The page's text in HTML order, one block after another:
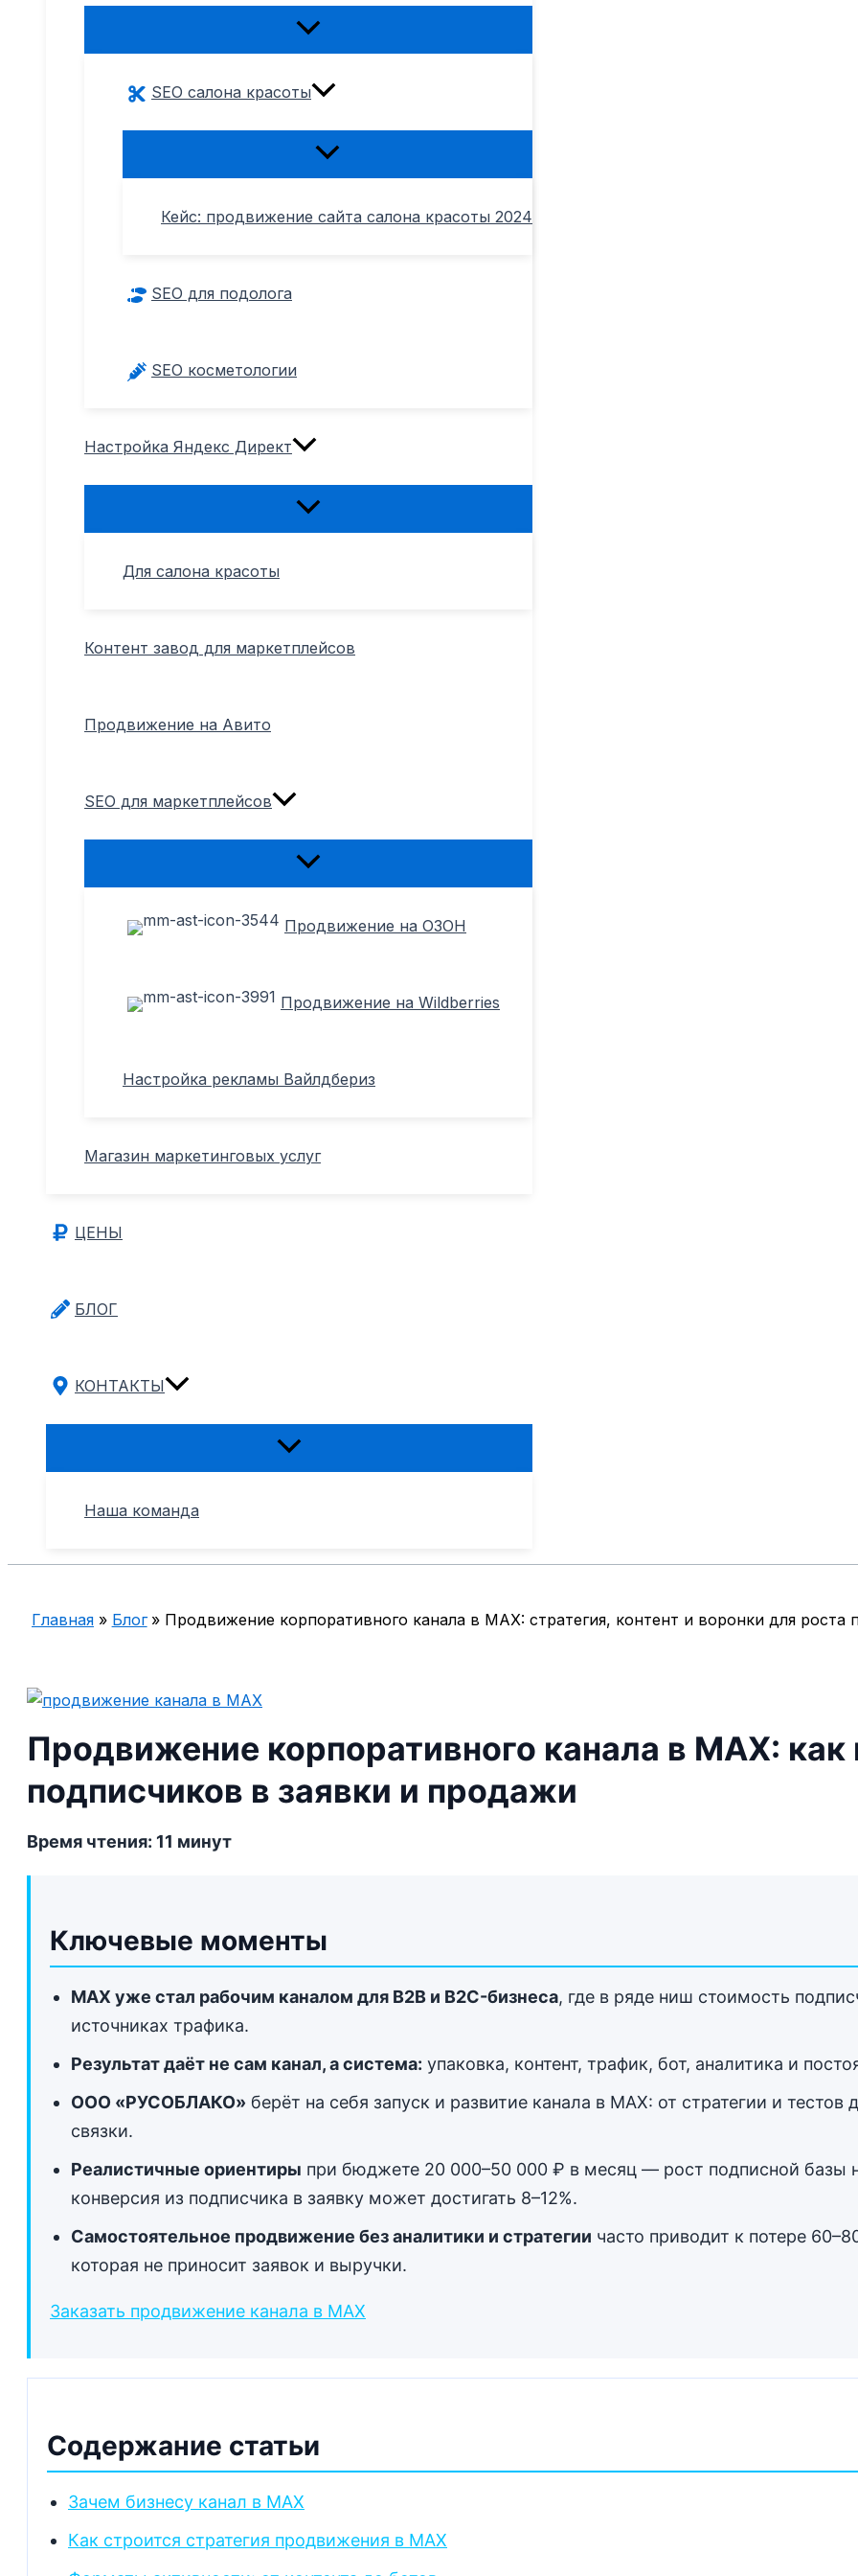
Переключатель
SEO салона красоты
Переключатель
Кейс: продвижение сайта салона красоты 2024
SEO для подолога
SEO косметологии
Настройка Яндекс Директ
Переключатель
Для салона красоты
Контент завод для маркетплейсов
Продвижение на Авито
SEO для маркетплейсов
Переключатель
Продвижение на ОЗОН
Продвижение на Wildberries
Настройка рекламы Вайлдбериз
Магазин маркетинговых услуг
ЦЕНЫ
БЛОГ
КОНТАКТЫ
Переключатель
Наша команда
Главная Блог Продвижение корпоративного канала в MAX: стратегия, контент и воронки для роста
Продвижение корпоративного канала в MAX: как
подписчиков в заявки и продажи
Время чтения: 11 минут
Ключевые моменты
MAX уже стал рабочим каналом для B2B и B2C-бизнеса, где в ряде ниш стоимость
источниках трафика.
Результат даёт не сам канал, а система: упаковка, контент, трафик, бот, аналитика и
ООО «РУСОБЛАКО» берёт на себя запуск и развитие канала в MAX: от стратегии и
связки.
Реалистичные ориентиры при бюджете 20 000–50 000 ₽ в месяц — рост подписной базы
конверсия из подписчика в заявку может достигать 8–12%.
Самостоятельное продвижение без аналитики и стратегии часто приводит к потере
которая не приносит заявок и выручки.
Заказать продвижение канала в MAX
Содержание статьи
Зачем бизнесу канал в MAX
Как строится стратегия продвижения в MAX